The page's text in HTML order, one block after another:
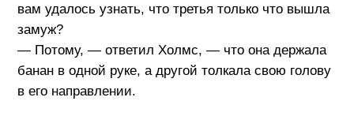
вам удалось узнать, что третья только что вышла
замуж?
— Потому, — ответил Холмс, — что она держала
банан в одной руке, а другой толкала свою голову
в его направлении.